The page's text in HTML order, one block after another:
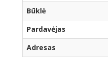
Būklė
Pardavėjas
Adresas